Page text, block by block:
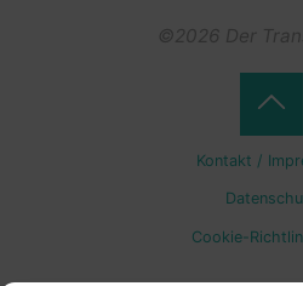
©2026 Der
Kontakt /
Cookie-
to